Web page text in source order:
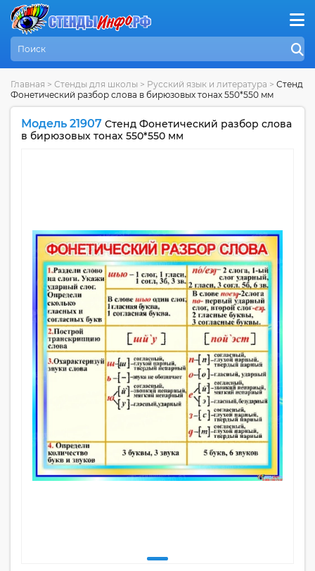
Главная > Стенды для школы > Русский язык и литература > Стенд
Фонетический разбор слова в бирюзовых тонах 550*550 мм
Модель 21907 Стенд Фонетический разбор слова
в бирюзовых тонах 550*550 мм